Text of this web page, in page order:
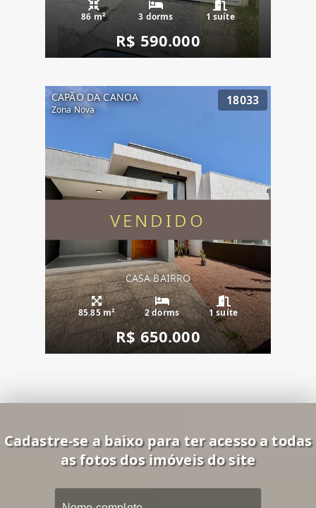
86 m² 3 dorms 1 suíte
R$ 590.000
VENDIDO
CAPÃO DA CANOA
Zona Nova
18033
CASA BAIRRO
85.85 m² 2 dorms 1 suíte
R$ 650.000
Cadastre-se a baixo para ter acesso a todas
as fotos dos imóveis do site